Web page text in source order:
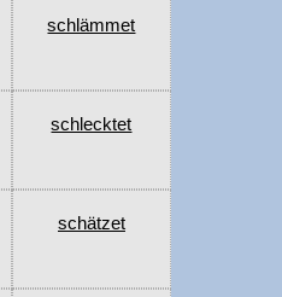
schlämmet
schlecktet
schätzet